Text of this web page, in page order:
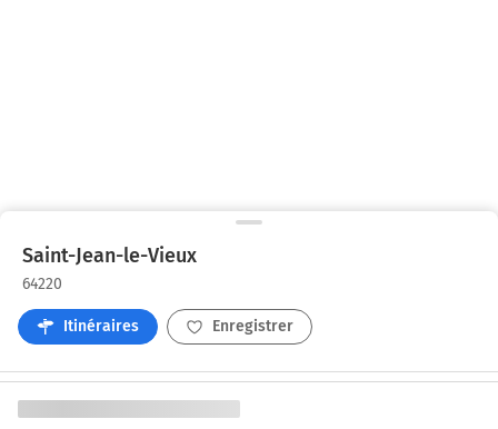
Saint-Jean-le-Vieux
64220
Itinéraires Enregistrer